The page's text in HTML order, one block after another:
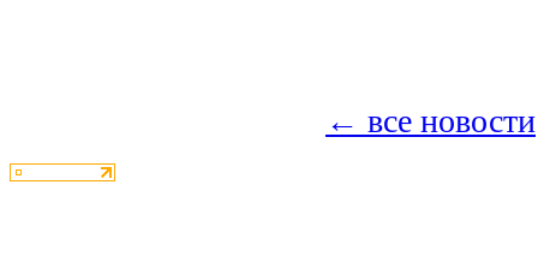
← все новости